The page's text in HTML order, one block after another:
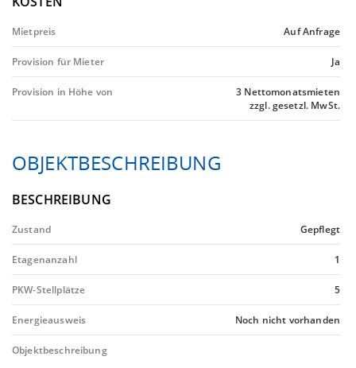
Mietpreis Auf Anfrage
Provision für Mieter Ja
Provision in Höhe von
3 Nettomonatsmieten
zzgl. gesetzl. MwSt.
OBJEKTBESCHREIBUNG
BESCHREIBUNG
Zustand Gepflegt
Etagenanzahl 1
PKW-Stellplätze 5
Energieausweis Noch nicht vorhanden
Objektbeschreibung